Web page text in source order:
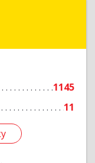
1145
11
Гарант
Подробнее